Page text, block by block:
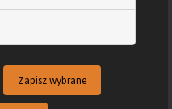
Zapisz wybrane